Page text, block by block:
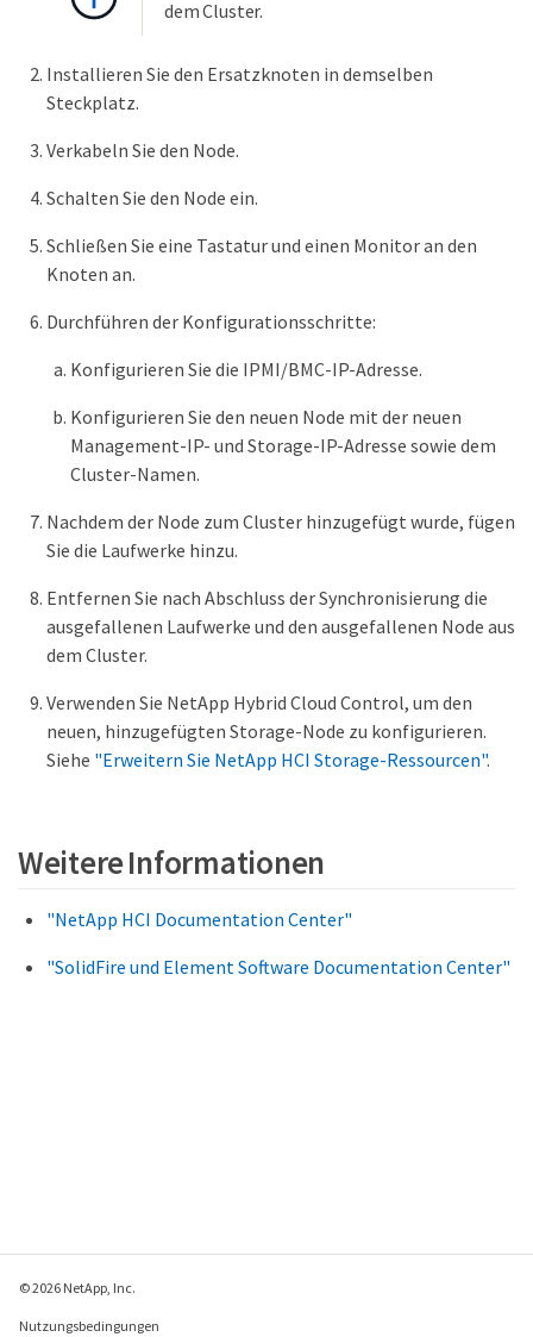
dem Cluster.
Installieren Sie den Ersatzknoten in demselben
Steckplatz.
Verkabeln Sie den Node.
Schalten Sie den Node ein.
Schließen Sie eine Tastatur und einen Monitor an den
Knoten an.
Durchführen der Konfigurationsschritte:
Konfigurieren Sie die IPMI/BMC-IP-Adresse.
Konfigurieren Sie den neuen Node mit der neuen
Management-IP- und Storage-IP-Adresse sowie dem
Cluster-Namen.
Nachdem der Node zum Cluster hinzugefügt wurde, fügen
Sie die Laufwerke hinzu.
Entfernen Sie nach Abschluss der Synchronisierung die
ausgefallenen Laufwerke und den ausgefallenen Node aus
dem Cluster.
Verwenden Sie NetApp Hybrid Cloud Control, um den
neuen, hinzugefügten Storage-Node zu konfigurieren.
Siehe "Erweitern Sie NetApp HCI Storage-Ressourcen".
Weitere Informationen
"NetApp HCI Documentation Center"
"SolidFire und Element Software Documentation Center"
© 2026 NetApp, Inc.
Nutzungsbedingungen